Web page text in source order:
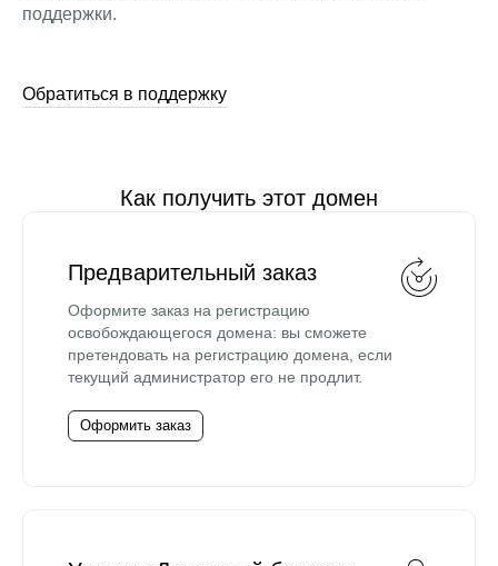
поддержки.
Обратиться в поддержку
Как получить этот домен
Предварительный заказ
Оформите заказ на регистрацию
освобождающегося домена: вы сможете
претендовать на регистрацию домена, если
текущий администратор его не продлит.
Оформить заказ